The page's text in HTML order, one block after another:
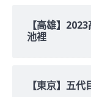
【高雄】
池裡
【東京】五